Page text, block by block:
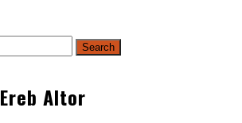
Search
Ereb Altor